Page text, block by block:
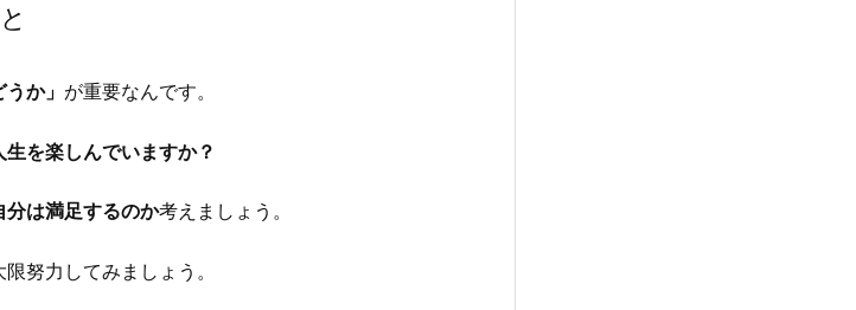
か」 が重要なんです。
を楽しんでいますか？
分は満足するのか考えましょう。
努力してみましょう。